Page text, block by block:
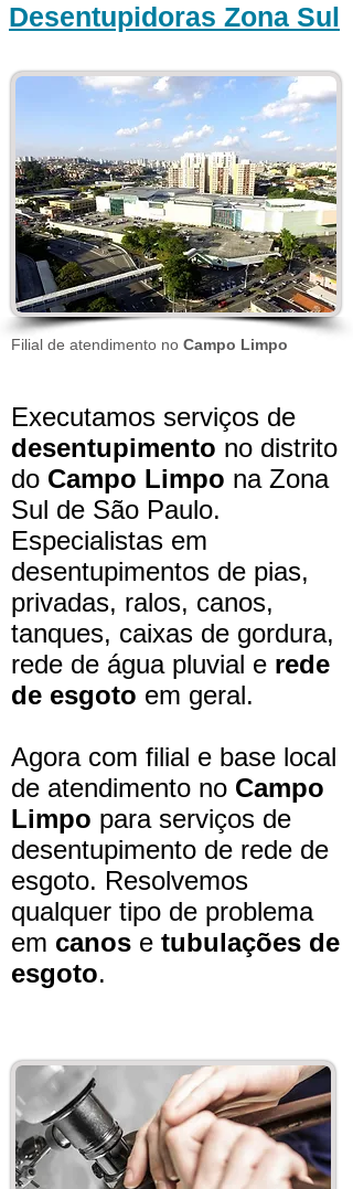
Desentupidoras Zona Sul
Filial de atendimento no Campo Limpo
Executamos serviços de
desentupimento no distrito
do Campo Limpo na Zona
Sul de São Paulo.
Especialistas em
desentupimentos de pias,
privadas, ralos, canos,
tanques, caixas de gordura,
rede de água pluvial e rede
de esgoto em geral.
Agora com filial e base local
de atendimento no Campo
Limpo para serviços de
desentupimento de rede de
esgoto. Resolvemos
qualquer tipo de problema
em canos e tubulações de
esgoto.